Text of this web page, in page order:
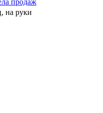
продаж
на руки